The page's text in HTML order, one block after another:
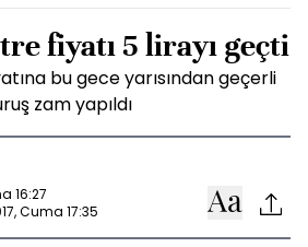
fiyatı 5 lirayı geçti
bu gece yarısından geçerli
zam yapıldı
16:27
Cuma 17:35